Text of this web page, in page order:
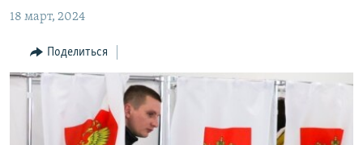
главной
навигации
Вернутся
поиску
НАСТОЯЩЕЕ ВРЕМЯ
МИГРАНТ МЕДИА
18 март, 2024
Поделиться